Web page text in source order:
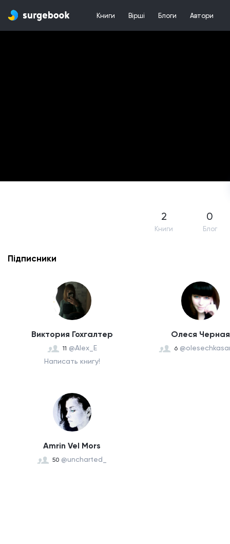
Книги Вірші Блоги Автори
2
Книги
0
Блог
Підписники
Виктория Гохгалтер
11 @Alex_E
Написать книгу!
Олеся Черная
6
Amrin Vel Mors
50 @uncharted_